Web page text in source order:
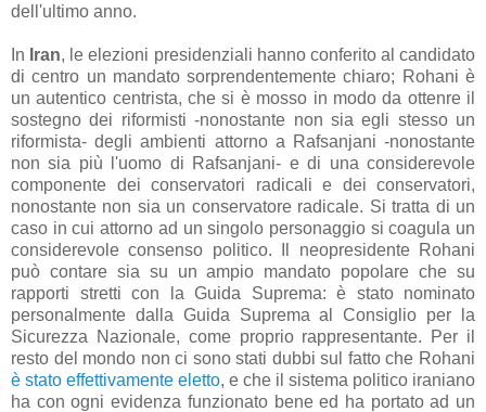
dell'ultimo anno.
In Iran, le elezioni presidenziali hanno conferito al candidato
di centro un mandato sorprendentemente chiaro; Rohani è
un autentico centrista, che si è mosso in modo da ottenre il
sostegno dei riformisti -nonostante non sia egli stesso un
riformista- degli ambienti attorno a Rafsanjani -nonostante
non sia più l'uomo di Rafsanjani- e di una considerevole
componente dei conservatori radicali e dei conservatori,
nonostante non sia un conservatore radicale. Si tratta di un
caso in cui attorno ad un singolo personaggio si coagula un
considerevole consenso politico. Il neopresidente Rohani
può contare sia su un ampio mandato popolare che su
rapporti stretti con la Guida Suprema: è stato nominato
personalmente dalla Guida Suprema al Consiglio per la
Sicurezza Nazionale, come proprio rappresentante. Per il
resto del mondo non ci sono stati dubbi sul fatto che Rohani
è stato effettivamente eletto, e che il sistema politico iraniano
ha con ogni evidenza funzionato bene ed ha portato ad un